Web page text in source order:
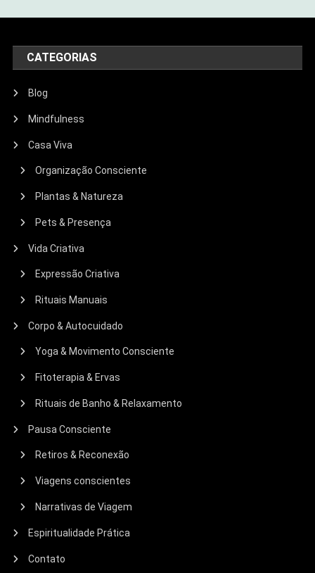
CATEGORIAS
Blog
Mindfulness
Casa Viva
Organização Consciente
Plantas & Natureza
Pets & Presença
Vida Criativa
Expressão Criativa
Rituais Manuais
Corpo & Autocuidado
Yoga & Movimento Consciente
Fitoterapia & Ervas
Rituais de Banho & Relaxamento
Pausa Consciente
Retiros & Reconexão
Viagens conscientes
Narrativas de Viagem
Espiritualidade Prática
Contato